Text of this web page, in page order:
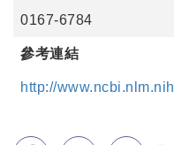
0167-6784
參考連結
http://